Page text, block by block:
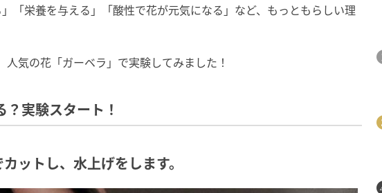
「栄養を与える」「酸性で花が元気になる」など、もっともらしい理
人気の花「ガーベラ」で実験してみました！
？実験スタート！
ットし、水上げをします。